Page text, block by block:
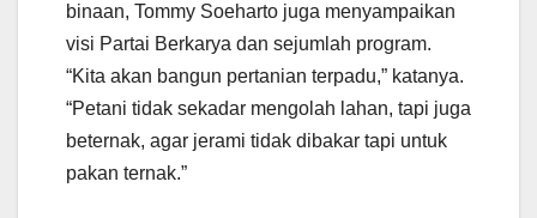
binaan, Tommy Soeharto juga menyampaikan
visi Partai Berkarya dan sejumlah program.
“Kita akan bangun pertanian terpadu,” katanya.
“Petani tidak sekadar mengolah lahan, tapi juga
beternak, agar jerami tidak dibakar tapi untuk
pakan ternak.”